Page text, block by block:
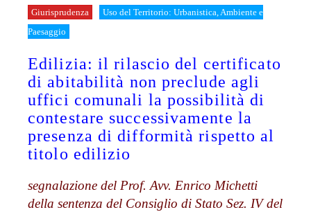
Registrati
Giurisprudenza
Uso del Territorio: Urbanistica, Ambiente e
Paesaggio
Edilizia: il rilascio del certificato
di abitabilità non preclude agli
uffici comunali la possibilità di
contestare successivamente la
presenza di difformità rispetto al
titolo edilizio
segnalazione del Prof. Avv. Enrico Michetti
della sentenza del Consiglio di Stato Sez. IV del